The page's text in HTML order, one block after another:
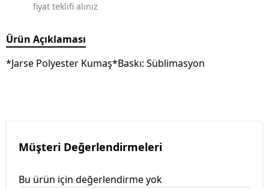
fiyat teklifi alınız
Ürün Açıklaması
*Jarse Polyester Kumaş*Baskı: Süblimasyon
Müşteri Değerlendirmeleri
Bu ürün için değerlendirme yok